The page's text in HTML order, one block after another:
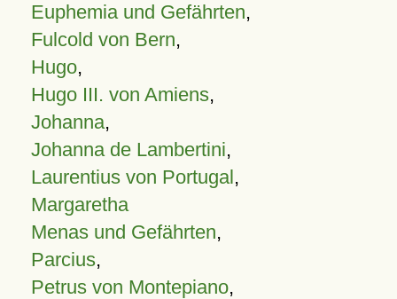
Euphemia und Gefährten,
Fulcold von Bern,
Hugo,
Hugo III. von Amiens,
Johanna,
Johanna de Lambertini,
Laurentius von Portugal,
Margaretha
Menas und Gefährten,
Parcius,
Petrus von Montepiano,